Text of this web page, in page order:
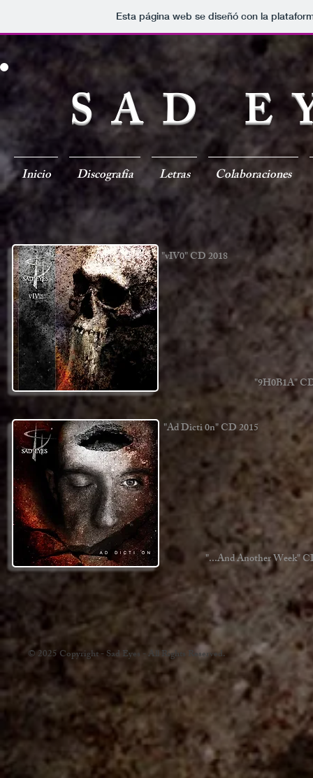
Esta página web se diseñó con la
SAD
Inicio Discografía Letras Colaboraciones
"vIV0" CD 2018
"9H0B1A"
"...And Another Week"
"Ad Dicti 0n" CD 2015
© 2025 Copyright - Sad Eyes - All Rights Reserved.